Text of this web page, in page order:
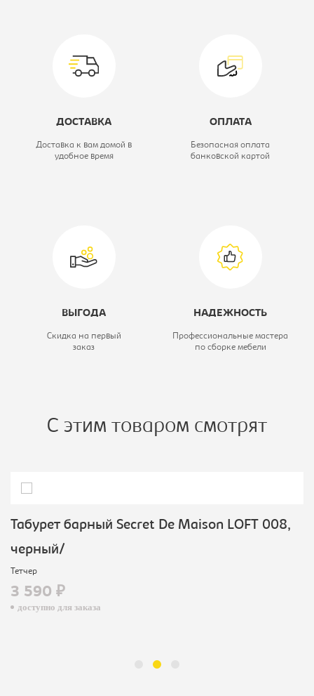
Вид табурета: Табурет
каркас-
ДОСТАВКА
Доставка к вам домой в
удобное время
ОПЛАТА
Безопасная оплата
банковской картой
ВЫГОДА
Скидка на первый
заказ
НАДЕЖНОСТЬ
Профессиональные мастера
по сборке мебели
С этим товаром смотрят
Табурет барный Secret De Maison LOFT 008,
черный/
Тетчер
3 590 ₽
доступно для заказа